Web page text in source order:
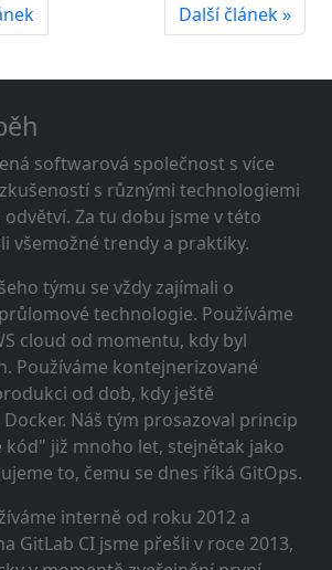
Další článek »
softwarová společnost s více
s různými technologiemi
odvětví. Za tu dobu jsme v této
všemožné trendy a praktiky.
týmu se vždy zajímali o
technologie. Používáme
cloud od momentu, kdy byl
Používáme kontejnerizované
od dob, kdy ještě
Náš tým prosazoval princip
kód" již mnoho let, stejnětak jako
to, čemu se dnes říká GitOps.
interně od roku 2012 a
GitLab CI jsme přešli v roce 2013,